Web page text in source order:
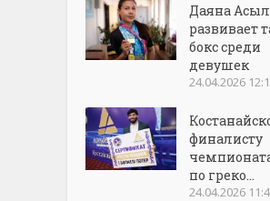
Даяна
развивает
бокс среди
девушек
24.04.2026
финалисту
по греко...
24.04.2026